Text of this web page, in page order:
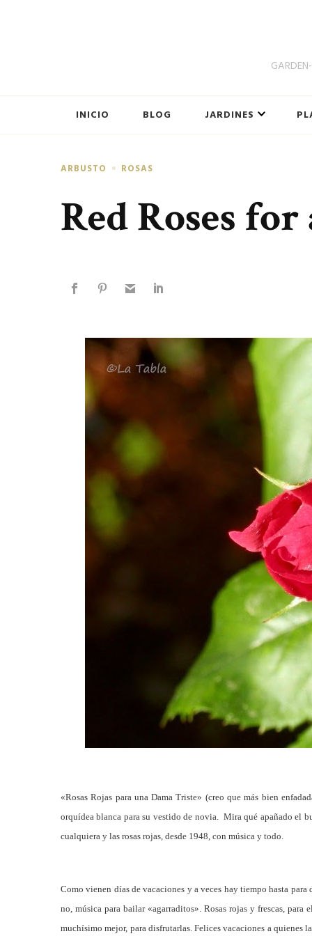
INICIO BLOG JARDINES
ARBUSTO ROSAS
Red Roses
«Rosas Rojas para una Dama Triste» (creo que más bien
orquídea blanca para su vestido de novia. Mira qué apañado el
cualquiera y las rosas rojas, desde 1948, con música y todo.
Como vienen días de vacaciones y a veces hay tiempo hasta
no, música para bailar «agarraditos». Rosas rojas y frescas,
muchísimo mejor, para disfrutarlas. Felices vacaciones a